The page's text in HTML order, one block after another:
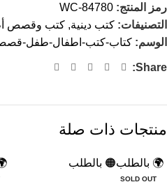
رمز المنتج: WC-84780
التصنيفات: كتب دينية, كتب وقصص
الوسم: كتاب-كتب-اطفال-طفل-
Share:
منتجات ذات صلة
🌍 بالطلب🟠 بالطلب
SOLD OUT